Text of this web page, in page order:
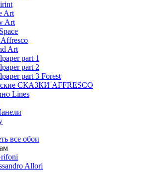
Art
Art
Art
part 1
part 2
part 3 Forest
СКАЗКИ AFFRESCO
Lines
все обои
Allori